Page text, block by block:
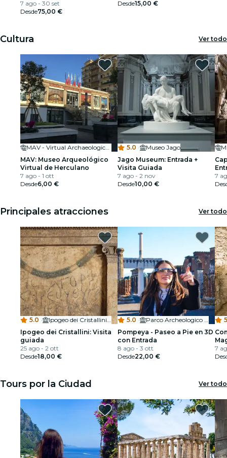
transporte desde Pompeya
7 ago - 30 set
Desde75,00 €
Desde15,00 €
Cultura Ver todo
MAV - Virtual Archaeological Museum
MAV: Museo Arqueológico
Virtual de Herculano
7 ago - 1 ott
Desde6,00 €
5.0 ·
Museo Jago
Jago Museum: Entrada +
Visita Guiada
7 ago - 2 nov
Desde10,00 €
7
Principales atracciones Ver todo
5.0 ·
Ipogeo dei Cristallini necropoli ellenistica
Ipogeo dei Cristallini: Visita
guiada
25 ago - 2 ott
Desde18,00 €
5.0 ·
Parco Archeologico di Pompei
Pompeya - Paseo a Pie en 3D
con Entrada
8 ago - 3 ott
Desde22,00 €
a
7
Tours por la Ciudad Ver todo